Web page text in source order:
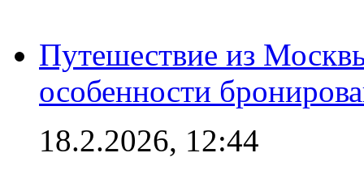
Путешествие из
особенности
18.2.2026, 12:44